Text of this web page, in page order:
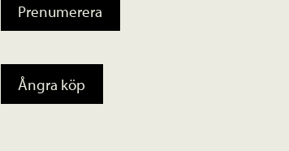
Prenumerera
Ångra köp